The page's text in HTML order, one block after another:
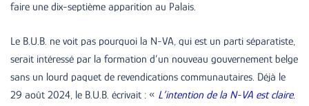
faire une dix-septième apparition au Palais.
Le B.U.B. ne voit pas pourquoi la N-VA, qui est un parti séparatiste,
serait intéressé par la formation d’un nouveau gouvernement belge
sans un lourd paquet de revendications communautaires. Déjà le
29 août 2024, le B.U.B. écrivait : « L’intention de la N-VA est claire.